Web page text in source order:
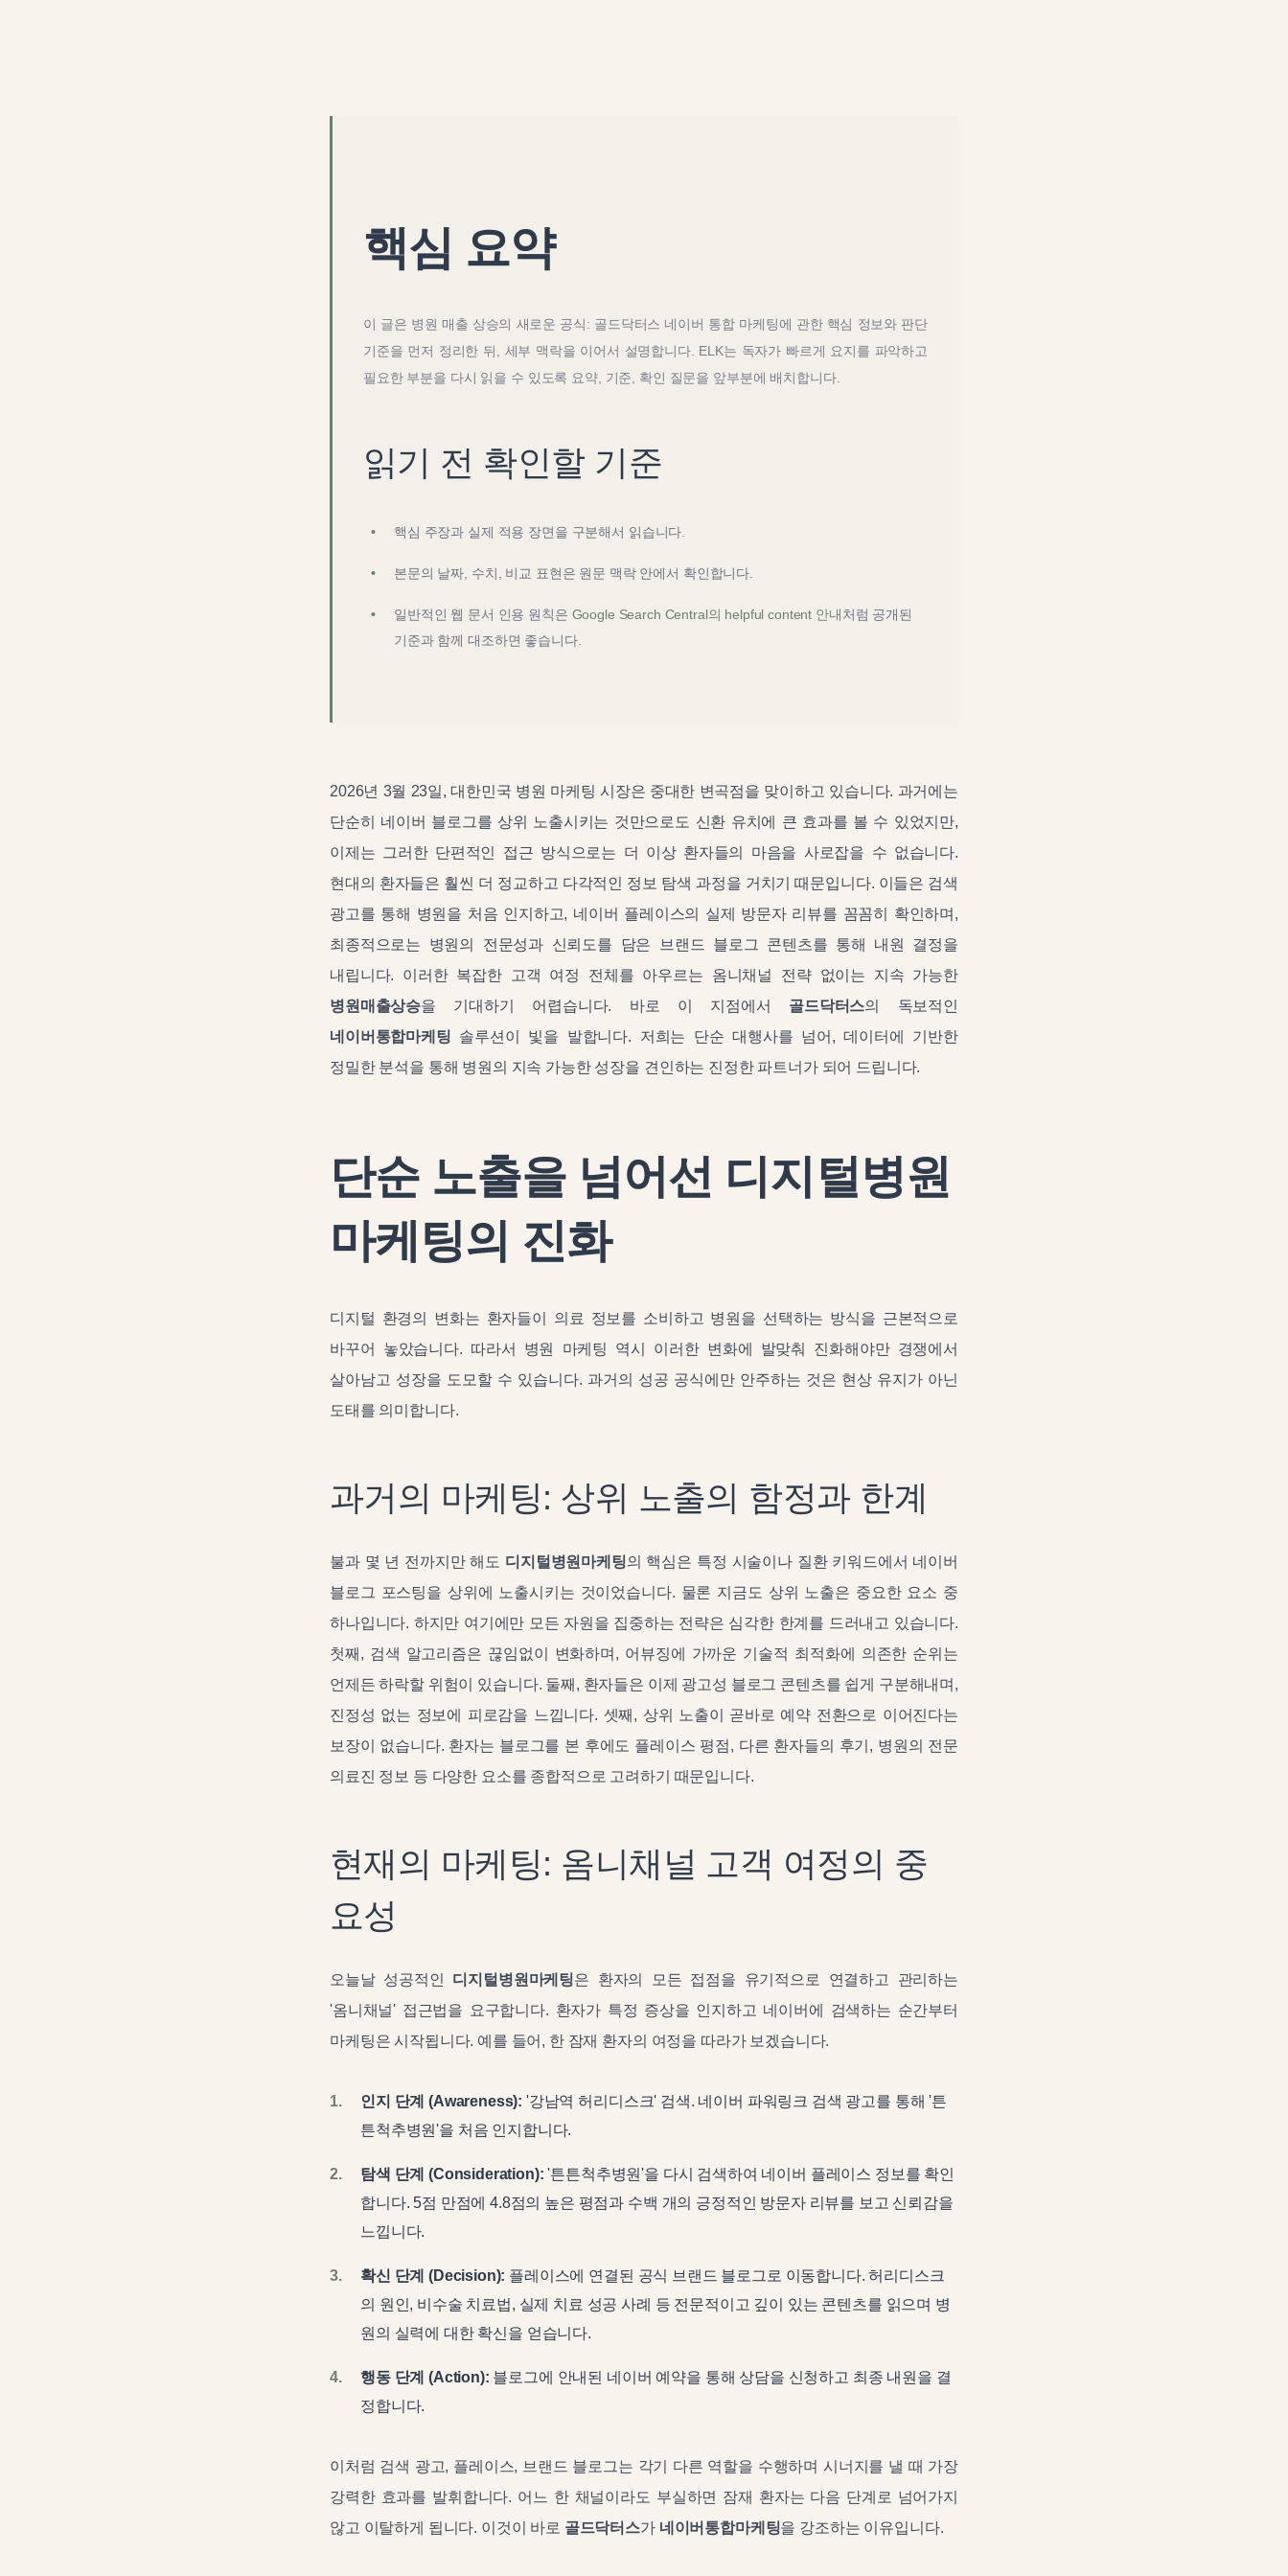
핵심 요약
이 글은 병원 매출 상승의 새로운 공식: 골드닥터스 네이버 통합 마케팅에 관한 핵심 정보와 판단
기준을 먼저 정리한 뒤, 세부 맥락을 이어서 설명합니다. ELK는 독자가 빠르게 요지를 파악하고
필요한 부분을 다시 읽을 수 있도록 요약, 기준, 확인 질문을 앞부분에 배치합니다.
읽기 전 확인할 기준
핵심 주장과 실제 적용 장면을 구분해서 읽습니다.
본문의 날짜, 수치, 비교 표현은 원문 맥락 안에서 확인합니다.
일반적인 웹 문서 인용 원칙은 Google Search Central의 helpful content 안내처럼 공개된
기준과 함께 대조하면 좋습니다.
2026년 3월 23일, 대한민국 병원 마케팅 시장은 중대한 변곡점을 맞이하고 있습니다. 과거에는
단순히 네이버 블로그를 상위 노출시키는 것만으로도 신환 유치에 큰 효과를 볼 수 있었지만,
이제는 그러한 단편적인 접근 방식으로는 더 이상 환자들의 마음을 사로잡을 수 없습니다.
현대의 환자들은 훨씬 더 정교하고 다각적인 정보 탐색 과정을 거치기 때문입니다. 이들은 검색
광고를 통해 병원을 처음 인지하고, 네이버 플레이스의 실제 방문자 리뷰를 꼼꼼히 확인하며,
최종적으로는 병원의 전문성과 신뢰도를 담은 브랜드 블로그 콘텐츠를 통해 내원 결정을
내립니다. 이러한 복잡한 고객 여정 전체를 아우르는 옴니채널 전략 없이는 지속 가능한
병원매출상승을 기대하기 어렵습니다. 바로 이 지점에서 골드닥터스의 독보적인
네이버통합마케팅 솔루션이 빛을 발합니다. 저희는 단순 대행사를 넘어, 데이터에 기반한
정밀한 분석을 통해 병원의 지속 가능한 성장을 견인하는 진정한 파트너가 되어 드립니다.
단순 노출을 넘어선 디지털병원
마케팅의 진화
디지털 환경의 변화는 환자들이 의료 정보를 소비하고 병원을 선택하는 방식을 근본적으로
바꾸어 놓았습니다. 따라서 병원 마케팅 역시 이러한 변화에 발맞춰 진화해야만 경쟁에서
살아남고 성장을 도모할 수 있습니다. 과거의 성공 공식에만 안주하는 것은 현상 유지가 아닌
도태를 의미합니다.
과거의 마케팅: 상위 노출의 함정과 한계
불과 몇 년 전까지만 해도 디지털병원마케팅의 핵심은 특정 시술이나 질환 키워드에서 네이버
블로그 포스팅을 상위에 노출시키는 것이었습니다. 물론 지금도 상위 노출은 중요한 요소 중
하나입니다. 하지만 여기에만 모든 자원을 집중하는 전략은 심각한 한계를 드러내고 있습니다.
첫째, 검색 알고리즘은 끊임없이 변화하며, 어뷰징에 가까운 기술적 최적화에 의존한 순위는
언제든 하락할 위험이 있습니다. 둘째, 환자들은 이제 광고성 블로그 콘텐츠를 쉽게 구분해내며,
진정성 없는 정보에 피로감을 느낍니다. 셋째, 상위 노출이 곧바로 예약 전환으로 이어진다는
보장이 없습니다. 환자는 블로그를 본 후에도 플레이스 평점, 다른 환자들의 후기, 병원의 전문
의료진 정보 등 다양한 요소를 종합적으로 고려하기 때문입니다.
현재의 마케팅: 옴니채널 고객 여정의 중
요성
오늘날 성공적인 디지털병원마케팅은 환자의 모든 접점을 유기적으로 연결하고 관리하는
'옴니채널' 접근법을 요구합니다. 환자가 특정 증상을 인지하고 네이버에 검색하는 순간부터
마케팅은 시작됩니다. 예를 들어, 한 잠재 환자의 여정을 따라가 보겠습니다.
인지 단계 (Awareness): '강남역 허리디스크' 검색. 네이버 파워링크 검색 광고를 통해 '튼
튼척추병원'을 처음 인지합니다.
탐색 단계 (Consideration): '튼튼척추병원'을 다시 검색하여 네이버 플레이스 정보를 확인
합니다. 5점 만점에 4.8점의 높은 평점과 수백 개의 긍정적인 방문자 리뷰를 보고 신뢰감을
느낍니다.
확신 단계 (Decision): 플레이스에 연결된 공식 브랜드 블로그로 이동합니다. 허리디스크
의 원인, 비수술 치료법, 실제 치료 성공 사례 등 전문적이고 깊이 있는 콘텐츠를 읽으며 병
원의 실력에 대한 확신을 얻습니다.
행동 단계 (Action): 블로그에 안내된 네이버 예약을 통해 상담을 신청하고 최종 내원을 결
정합니다.
이처럼 검색 광고, 플레이스, 브랜드 블로그는 각기 다른 역할을 수행하며 시너지를 낼 때 가장
강력한 효과를 발휘합니다. 어느 한 채널이라도 부실하면 잠재 환자는 다음 단계로 넘어가지
않고 이탈하게 됩니다. 이것이 바로 골드닥터스가 네이버통합마케팅을 강조하는 이유입니다.